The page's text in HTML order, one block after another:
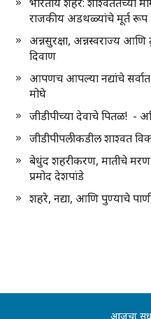
राजकीय अडथळ्यांचे मूर्त रूप -
अन्नसुरक्षा, अन्नस्वराज्य
दिवाण
आपणच आपल्या नद्यांचे
मोघे
जीडीपीच्या देवाचे पितळ! -
जीडीपीपलीकडील शाश्वत
बेधुंद शहरीकरण, मातीचे
प्रमोद देशपांडे
शहरे, नद्या, आणि पुण्याचे
आजचा